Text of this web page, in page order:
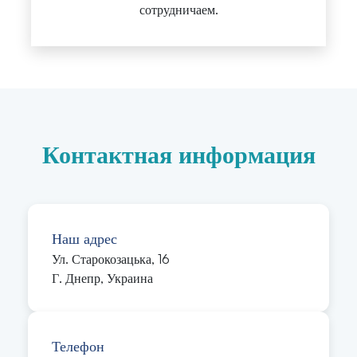
сотрудничаем.
Контактная информация
Наш адрес
Ул. Старокозацька, 16
Г. Днепр, Украина
Телефон